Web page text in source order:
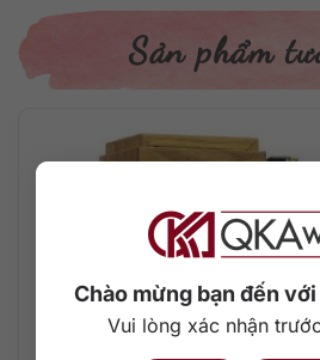
Chào mừng bạn đến
Vui lòng xác nhận
Bremmer, cũng đồng thời là một DJ
Nếu như so sánh một chút với bản
một thứ “concept” thực thụ, một
Concept 2 chưa đủ mạnh trong cụm
vẫn là một nước đi mạnh mẽ và táo
Vỏ hộp là sự đan quyện giữa các
trên nền tím quyến rũ, chắc chắn sẽ
gian trưng bày rượu.
Thông tin chi tiết về rượu
Sản phẩm